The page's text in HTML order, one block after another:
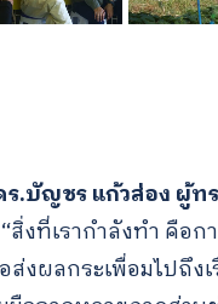
ร.บัญชร แก้วส่อง ผู้
สิ่งที่เรากำลังทำ คือ
อส่งผลกระเพื่อมไปถึง